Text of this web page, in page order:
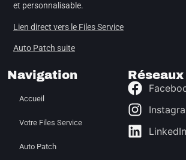
et personnalisable.
Lien direct vers le Files Service
Auto Patch suite
Navigation
Accueil
Votre Files Service
Auto Patch
Réseaux
LinkedIn